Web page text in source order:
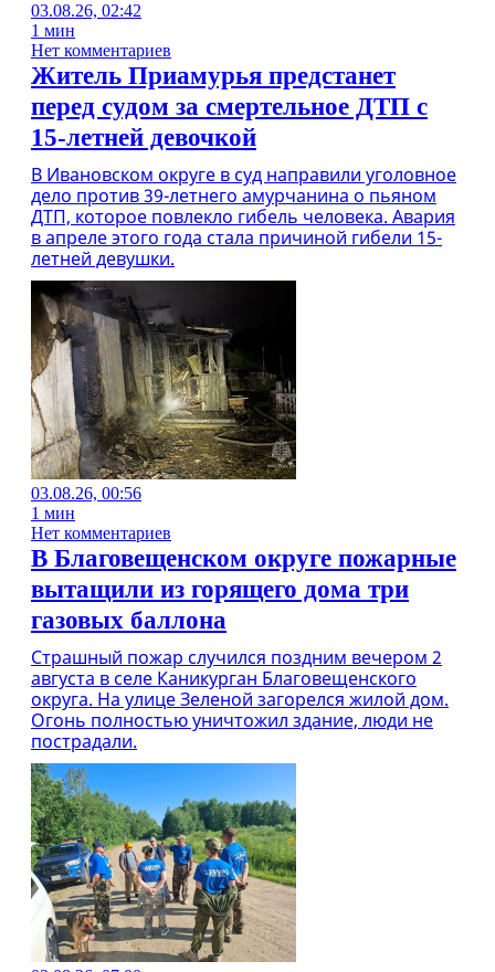
03.08.26, 02:42
1 мин
Нет комментариев
Житель Приамурья предстанет
перед судом за смертельное ДТП с
15-летней девочкой
В Ивановском округе в суд направили уголовное
дело против 39-летнего амурчанина о пьяном
ДТП, которое повлекло гибель человека. Авария
в апреле этого года стала причиной гибели 15-
летней девушки.
03.08.26, 00:56
1 мин
Нет комментариев
В Благовещенском округе пожарные
вытащили из горящего дома три
газовых баллона
Страшный пожар случился поздним вечером 2
августа в селе Каникурган Благовещенского
округа. На улице Зеленой загорелся жилой дом.
Огонь полностью уничтожил здание, люди не
пострадали.